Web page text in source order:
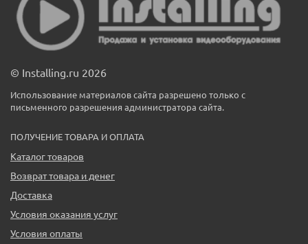
© Installing.ru 2026
Использование материалов сайта разрешено только с
письменного разрешения администратора сайта.
ПОЛУЧЕНИЕ ТОВАРА И ОПЛАТА
Каталог товаров
Возврат товара и денег
Доставка
Условия оказания услуг
Условия оплаты